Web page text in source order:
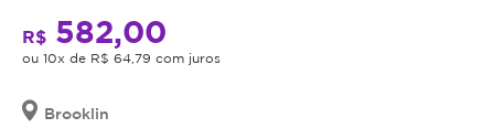
R$ 582,00
ou 10x de R$ 64,79 com juros
Brooklin